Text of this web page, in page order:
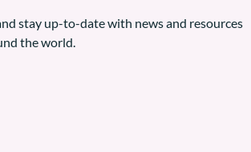
stay up-to-date with news and resources
the world.